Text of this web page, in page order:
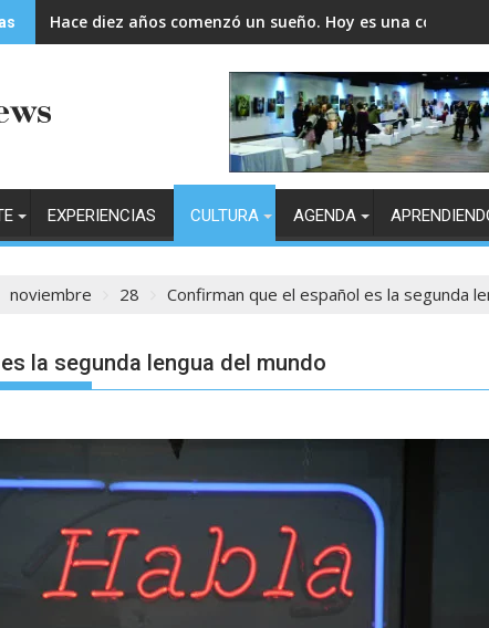
Hace diez años comenzó un sueño. Hoy es una
EXPERIENCIAS CULTURA AGENDA
noviembre 28 Confirman que el español es la segunda
la segunda lengua del mundo